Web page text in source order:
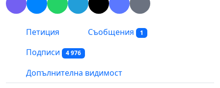
Петиция Съобщения 1
Подписи 4 976
Допълнителна видимост